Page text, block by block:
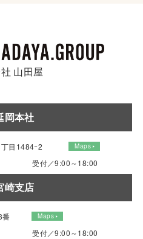
山田屋
岡本社
目1484ｰ2 Maps
受付／9:00～18:00
崎支店
Maps
受付／9:00～18:00